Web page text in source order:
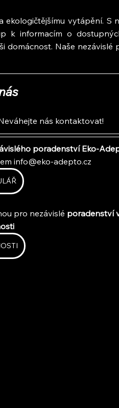
ekologičtějšímu vytápění. S
k informacím o
domácnost. Naše nezávislé
nás kontaktovat!
poradenství Eko-
info@eko-adepto.cz
pro nezávislé poradenství